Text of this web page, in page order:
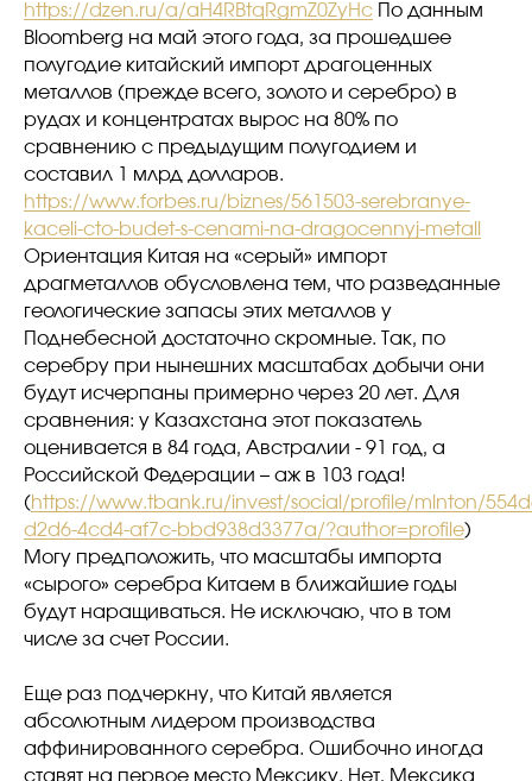
https://dzen.ru/a/aH4RBtqRgmZ0ZyHc По данным
Bloomberg на май этого года, за прошедшее
полугодие китайский импорт драгоценных
металлов (прежде всего, золото и серебро) в
рудах и концентратах вырос на 80% по
сравнению с предыдущим полугодием и
составил 1 млрд долларов.
https://www.forbes.ru/biznes/561503-serebranye-
kaceli-cto-budet-s-cenami-na-dragocennyj-metall
Ориентация Китая на «серый» импорт
драгметаллов обусловлена тем, что разведанные
геологические запасы этих металлов у
Поднебесной достаточно скромные. Так, по
серебру при нынешних масштабах добычи они
будут исчерпаны примерно через 20 лет. Для
сравнения: у Казахстана этот показатель
оценивается в 84 года, Австралии - 91 год, а
Российской Федерации – аж в 103 года!
(https://www.tbank.ru/invest/social/profile/mlnton/
d2d6-4cd4-af7c-bbd938d3377a/?author=profile)
Могу предположить, что масштабы импорта
«сырого» серебра Китаем в ближайшие годы
будут наращиваться. Не исключаю, что в том
числе за счет России.
Еще раз подчеркну, что Китай является
абсолютным лидером производства
аффинированного серебра. Ошибочно иногда
ставят на первое место Мексику. Нет, Мексика